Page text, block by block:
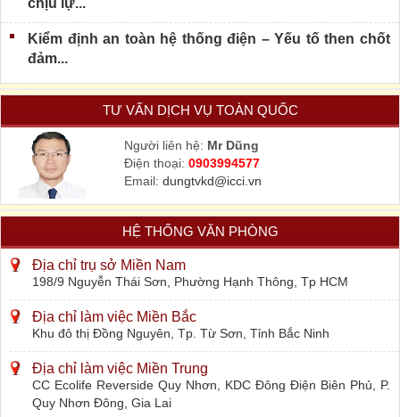
Kiểm định an toàn hệ thống điện – Yếu tố then chốt
đảm...
TƯ VẤN DỊCH VỤ TOÀN QUỐC
Người liên hệ: Mr Dũng
Điện thoại: 0903994577
Email: dungtvkd@icci.vn
HỆ THỐNG VĂN PHÒNG
Địa chỉ trụ sở Miền Nam
198/9 Nguyễn Thái Sơn, Phường Hạnh Thông, Tp HCM
Địa chỉ làm việc Miền Bắc
Khu đô thị Đồng Nguyên, Tp. Từ Sơn, Tỉnh Bắc Ninh
Địa chỉ làm việc Miền Trung
CC Ecolife Reverside Quy Nhơn, KDC Đông Điện Biên Phủ, P.
Quy Nhơn Đông, Gia Lai